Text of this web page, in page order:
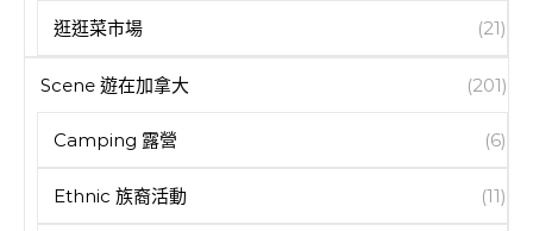
逛逛菜市場 (21)
Scene 遊在加拿大 (201)
Camping 露營 (6)
Ethnic 族裔活動 (11)